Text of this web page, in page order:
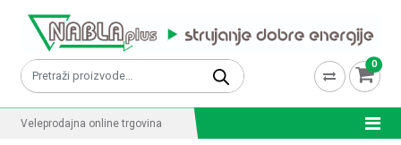
Pretraži: 0
Veleprodajna online trgovina